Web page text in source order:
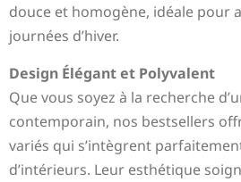
douce et homogène, idéale pour
journées d’hiver.
Design Élégant et Polyvalent
Que vous soyez à la recherche
contemporain, nos bestsellers
variés qui s’intègrent
d’intérieurs. Leur esthétique